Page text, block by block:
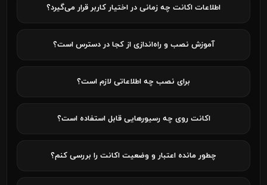
اطلاعات اکانت چه زمانی در اختیار کاربر قرار می‌گیرد؟
آموزش نصب و راه‌اندازی از کجا در دسترس است؟
برای نصب چه اطلاعاتی لازم است؟
اکانت روی چه رسیورهایی قابل استفاده است؟
چطور مانده اعتبار و وضعیت اکانت را بررسی کنم؟